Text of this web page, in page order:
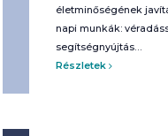
életminőségének
napi munkák:
segítségnyújtás…
Részletek